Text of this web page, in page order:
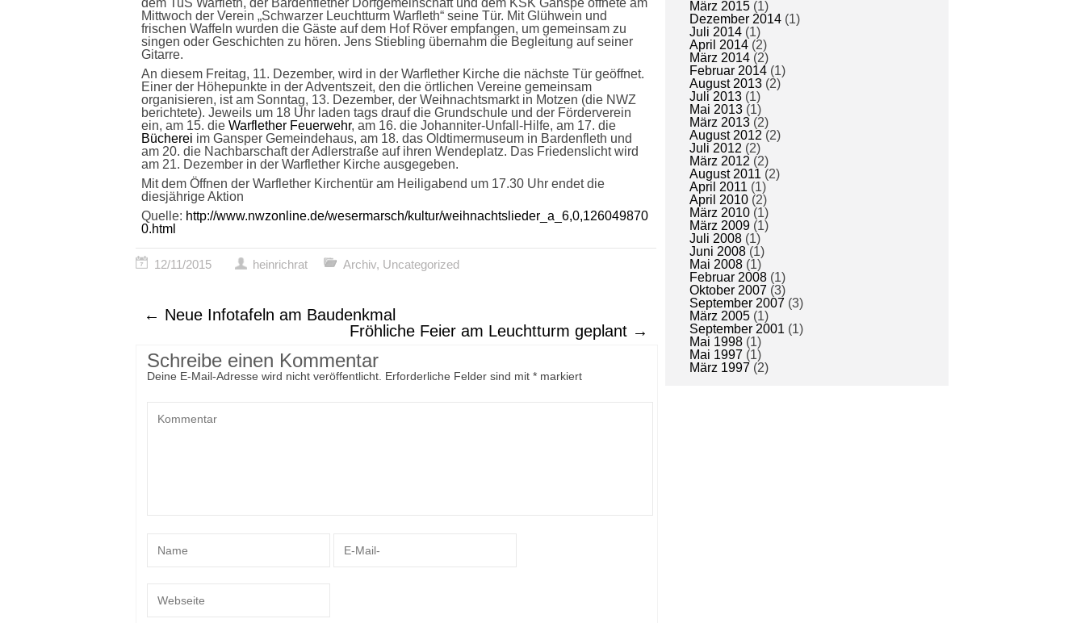
März 2015 (1)
Dezember 2014 (1)
Juli 2014 (1)
April 2014 (2)
März 2014 (2)
Februar 2014 (1)
August 2013 (2)
Juli 2013 (1)
Mai 2013 (1)
März 2013 (2)
August 2012 (2)
Juli 2012 (2)
März 2012 (2)
August 2011 (2)
April 2011 (1)
April 2010 (2)
März 2010 (1)
März 2009 (1)
Juli 2008 (1)
Juni 2008 (1)
Mai 2008 (1)
Februar 2008 (1)
Oktober 2007 (3)
September 2007 (3)
März 2005 (1)
September 2001 (1)
Mai 1998 (1)
Mai 1997 (1)
März 1997 (2)
dem TuS Warfleth, der Bardenflether Dorfgemeinschaft und dem KSK Ganspe öffnete am
Mittwoch der Verein „Schwarzer Leuchtturm Warfleth“ seine Tür. Mit Glühwein und
frischen Waffeln wurden die Gäste auf dem Hof Röver empfangen, um gemeinsam zu
singen oder Geschichten zu hören. Jens Stiebling übernahm die Begleitung auf seiner
Gitarre.
An diesem Freitag, 11. Dezember, wird in der Warflether Kirche die nächste Tür geöffnet.
Einer der Höhepunkte in der Adventszeit, den die örtlichen Vereine gemeinsam
organisieren, ist am Sonntag, 13. Dezember, der Weihnachtsmarkt in Motzen (die NWZ
berichtete). Jeweils um 18 Uhr laden tags drauf die Grundschule und der Förderverein
ein, am 15. die Warflether Feuerwehr, am 16. die Johanniter-Unfall-Hilfe, am 17. die
Bücherei im Gansper Gemeindehaus, am 18. das Oldtimermuseum in Bardenfleth und
am 20. die Nachbarschaft der Adlerstraße auf ihren Wendeplatz. Das Friedenslicht wird
am 21. Dezember in der Warflether Kirche ausgegeben.
Mit dem Öffnen der Warflether Kirchentür am Heiligabend um 17.30 Uhr endet die
diesjährige Aktion
Quelle: http://www.nwzonline.de/wesermarsch/kultur/weihnachtslieder_a_6,0,126049870
0.html
12/11/2015 heinrichrat Archiv, Uncategorized
← Neue Infotafeln am Baudenkmal
Fröhliche Feier am Leuchtturm geplant →
Schreibe einen Kommentar
Deine E-Mail-Adresse wird nicht veröffentlicht. Erforderliche Felder sind mit *markiert